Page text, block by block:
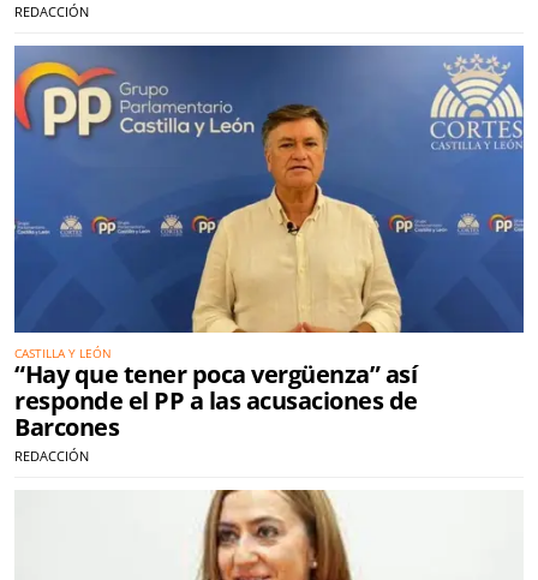
REDACCIÓN
CASTILLA Y LEÓN
“Hay que tener poca vergüenza” así
responde el PP a las acusaciones de
Barcones
REDACCIÓN